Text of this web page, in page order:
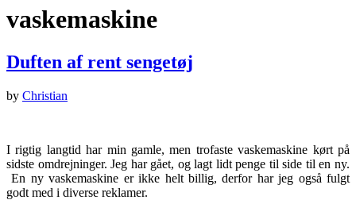
vaskemaskine
Duften af rent sengetøj
by Christian
I rigtig langtid har min gamle, men trofaste vaskemaskine kørt på
sidste omdrejninger. Jeg har gået, og lagt lidt penge til side til en ny.
En ny vaskemaskine er ikke helt billig, derfor har jeg også fulgt
godt med i diverse reklamer.